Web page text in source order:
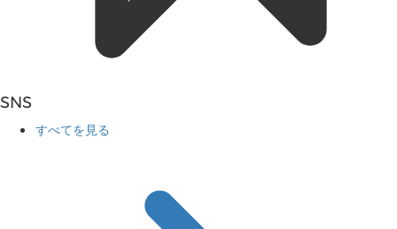
SNS
すべてを見る